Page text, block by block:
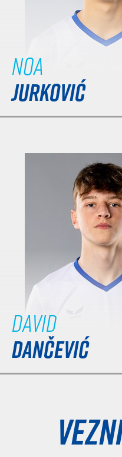
Noa
JURKOVIĆ
David
DANČEVIĆ